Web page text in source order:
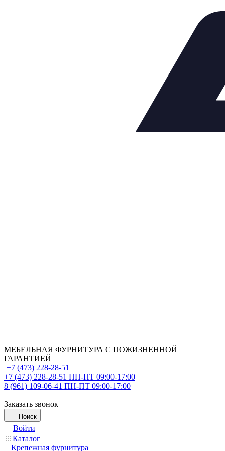
МЕБЕЛЬНАЯ ФУРНИТУРА С ПОЖИЗНЕННОЙ
ГАРАНТИЕЙ
+7 (473) 228-28-51
+7 (473) 228-28-51 ПН-ПТ 09:00-17:00
8 (961) 109-06-41 ПН-ПТ 09:00-17:00
Заказать звонок
Поиск
Войти
Каталог
Крепежная фурнитура